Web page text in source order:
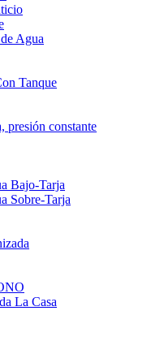
Agua
Tanque
presión constante
Bajo-Tarja
Sobre-Tarja
La Casa